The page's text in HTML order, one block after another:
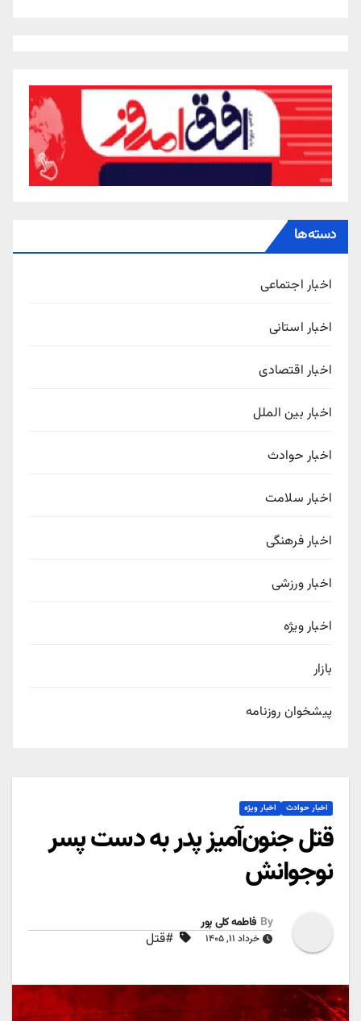
دسته‌ها
اخبار اجتماعی
اخبار استانی
اخبار اقتصادی
اخبار بین الملل
اخبار حوادث
اخبار سلامت
اخبار فرهنگی
اخبار ورزشی
اخبار ویژه
بازار
پیشخوان روزنامه
اخبار حوادث اخبار ویژه
قتل جنون‌آمیز پدر به دست پسر
نوجوانش
By فاطمه کلی پور
خرداد ۱۱, ۱۴۰۵ #قتل